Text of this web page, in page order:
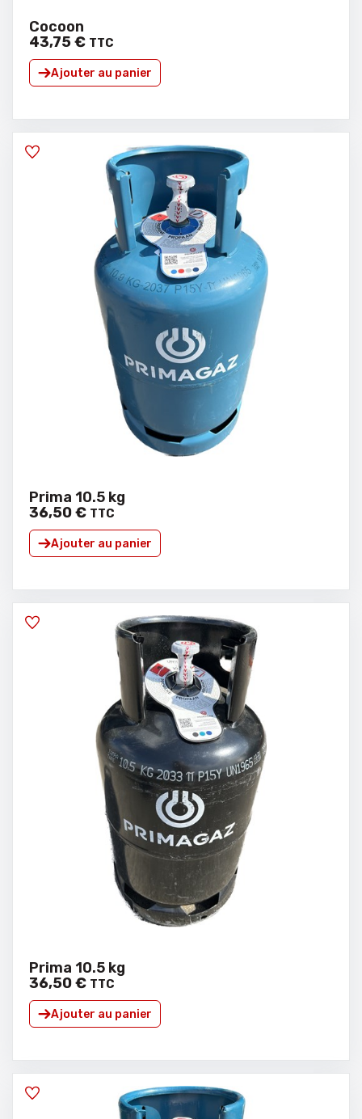
Cocoon
43,75€ TTC
Ajouter au panier
Prima 10.5 kg
36,50€ TTC
Ajouter au panier
Prima 10.5 kg
36,50€ TTC
Ajouter au panier